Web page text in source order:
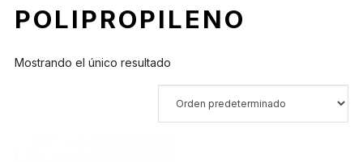
POLIPROPILENO
Mostrando el único resultado